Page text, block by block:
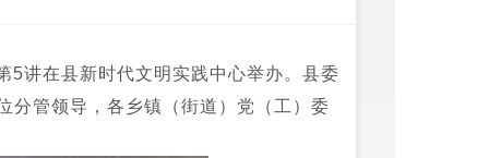
5讲在县新时代文明实践中心举办。县委
分管领导，各乡镇（街道）党（工）委